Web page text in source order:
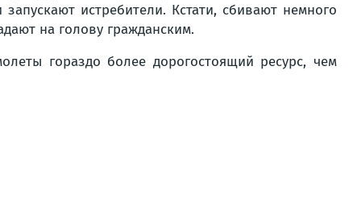
истребители. Кстати, сбивают немного
на голову гражданским.
гораздо более дорогостоящий ресурс, чем